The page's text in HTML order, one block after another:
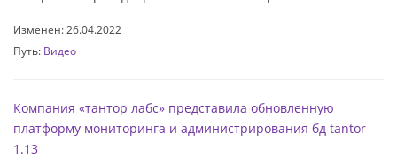
Изменен: 26.04.2022
Путь: Видео
Компания «тантор лабс» представила обновленную
платформу мониторинга и администрирования бд tantor
1.13